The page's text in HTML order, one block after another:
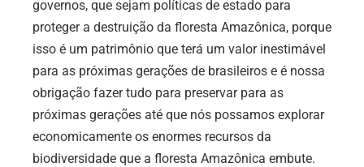
governos, que sejam políticas de estado para
proteger a destruição da floresta Amazônica, porque
isso é um patrimônio que terá um valor inestimável
para as próximas gerações de brasileiros e é nossa
obrigação fazer tudo para preservar para as
próximas gerações até que nós possamos explorar
economicamente os enormes recursos da
biodiversidade que a floresta Amazônica embute.